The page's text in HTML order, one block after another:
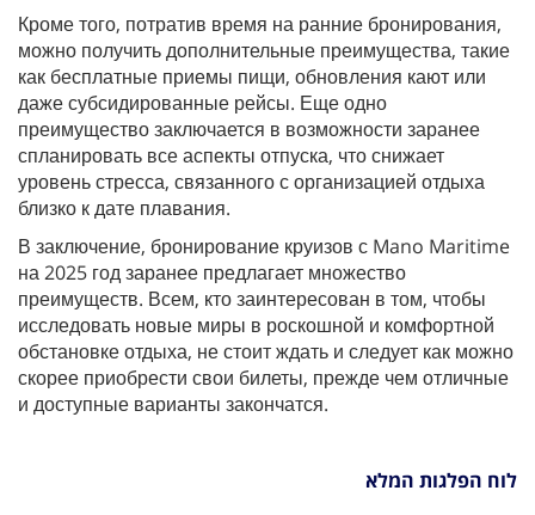
Кроме того, потратив время на ранние бронирования,
можно получить дополнительные преимущества, такие
как бесплатные приемы пищи, обновления кают или
даже субсидированные рейсы. Еще одно
преимущество заключается в возможности заранее
спланировать все аспекты отпуска, что снижает
уровень стресса, связанного с организацией отдыха
близко к дате плавания.
В заключение, бронирование круизов с Mano Maritime
на 2025 год заранее предлагает множество
преимуществ. Всем, кто заинтересован в том, чтобы
исследовать новые миры в роскошной и комфортной
обстановке отдыха, не стоит ждать и следует как можно
скорее приобрести свои билеты, прежде чем отличные
и доступные варианты закончатся.
לוח הפלגות המלא